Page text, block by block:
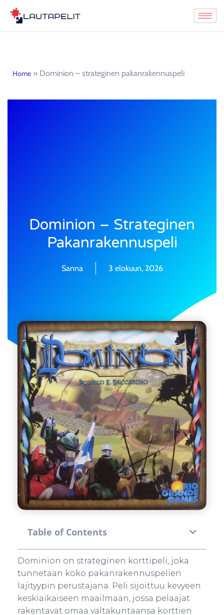
Siirry
Home » Dominion – strateginen pakanrakennuspeli
Dominion – Strateginen
Pakanrakennuspeli
Sanna 3 elokuun, 2026
Table of Contents
Dominion on strateginen korttipeli, joka
tunnetaan koko pakanrakennuspelien
lajityypin perustajana. Peli sijoittuu kevyeen
keskiaikaiseen maailmaan, jossa pelaajat
rakentavat omaa valtakuntaansa korttien